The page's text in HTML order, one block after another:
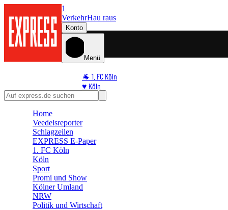
1
VerkehrHau raus
Konto
Menü
🐐 1. FC Köln
♥️ Köln
🛒 Shoppingwelt
Home
Veedelsreporter
Schlagzeilen
EXPRESS E-Paper
1. FC Köln
Köln
Sport
Promi und Show
Kölner Umland
NRW
Politik und Wirtschaft